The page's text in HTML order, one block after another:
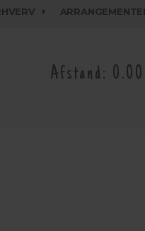
Afstand: 0.00